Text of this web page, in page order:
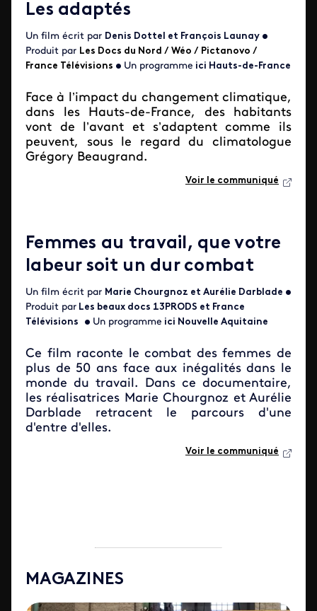
Les adaptés
Un film écrit par Denis Dottel et François Launay •
Produit par Les Docs du Nord / Wéo / Pictanovo /
France Télévisions • Un programme ici Hauts-de-France
Face à l’impact du changement climatique,
dans les Hauts-de-France, des habitants
vont de l’avant et s’adaptent comme ils
peuvent, sous le regard du climatologue
Grégory Beaugrand.
Voir le communiqué
Femmes au travail, que votre
labeur soit un dur combat
Un film écrit par Marie Chourgnoz et Aurélie Darblade •
Produit par Les beaux docs 13PRODS et France
Télévisions
• Un programme ici Nouvelle Aquitaine
Ce film raconte le combat des femmes de
plus de 50 ans face aux inégalités dans le
monde du travail. Dans ce documentaire,
les réalisatrices Marie Chourgnoz et Aurélie
Darblade retracent le parcours d'une
d'entre d'elles.
Voir le communiqué
MAGAZINES